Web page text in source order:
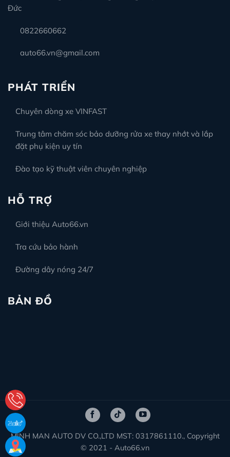
Đức
0822660662
auto66.vn@gmail.com
PHÁT TRIỂN
Chuyên dòng xe VINFAST
Trung tâm chăm sóc bảo dưỡng rửa xe thay nhớt và lắp
đặt phụ kiện uy tín
Đào tạo kỹ thuật viên chuyên nghiệp
HỖ TRỢ
Giới thiệu Auto66.vn
Tra cứu bảo hành
Đường dây nóng 24/7
BẢN ĐỒ
MINH MAN AUTO DV CO.,LTD MST: 0317861110., Copyright
© 2021 - Auto66.vn